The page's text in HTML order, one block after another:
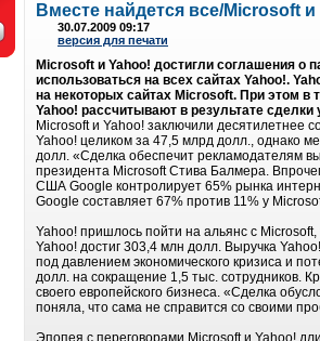
Вместе найдется все/Microsoft
30.07.2009 09:17
версия для печати
Microsoft и Yahoo! достигли соглашения о
использоваться на всех сайтах Yahoo!.
на некоторых сайтах Microsoft. При этом в
Yahoo! рассчитывают в результате
Microsoft и Yahoo! заключили десятилетнее
Yahoo! целиком за 47,5 млрд долл., однако
долл. «Сделка обеспечит рекламодателям
президента Microsoft Стива Балмера.
США Google контролирует 65% рынка
Google составляет 67% против 11% у
Yahoo! пришлось пойти на альянс с
Yahoo! достиг 303,4 млн долл. Выручка
под давлением экономического кризиса и
долл. на сокращение 1,5 тыс. сотрудников.
своего европейского бизнеса. «Сделка
поняла, что сама не справится со своими
Эпопея с переговорами Micro­soft и Yahoo!